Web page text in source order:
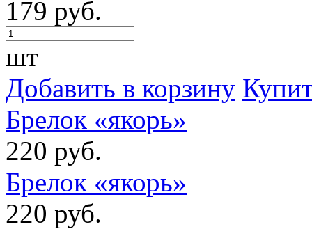
179 руб.
шт
Добавить в корзину
Брелок «якорь»
220 руб.
Брелок «якорь»
220 руб.